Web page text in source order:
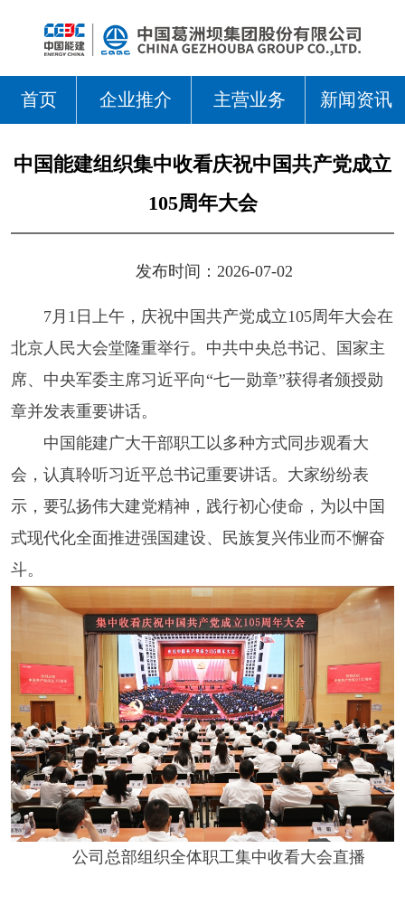
首页 企业推介 主营业务 新闻资讯
中国能建组织集中收看庆祝中国共产党成立
105周年大会
发布时间：2026-07-02
7月1日上午，庆祝中国共产党成立105周年大会在
北京人民大会堂隆重举行。中共中央总书记、国家主
席、中央军委主席习近平向“七一勋章”获得者颁授勋
章并发表重要讲话。
中国能建广大干部职工以多种方式同步观看大
会，认真聆听习近平总书记重要讲话。大家纷纷表
示，要弘扬伟大建党精神，践行初心使命，为以中国
式现代化全面推进强国建设、民族复兴伟业而不懈奋
斗。
公司总部组织全体职工集中收看大会直播